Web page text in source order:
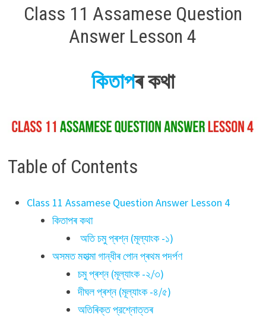
Class 11 Assamese Question
Answer Lesson 4
কিতাপৰ কথা
Table of Contents
Class 11 Assamese Question Answer Lesson 4
কিতাপৰ কথা
অতি চমু প্ৰশ্ন (মূল্যাংক -১)
অসমত মহাত্মা গান্ধীৰ পোন প্ৰথম পদৰ্পণ
চমু প্ৰশ্ন (মূল্যাংক -২/৩)
দীঘল প্ৰশ্ন (মূল্যাংক -৪/৫)
অতিৰিক্ত প্রশ্নোত্তৰ